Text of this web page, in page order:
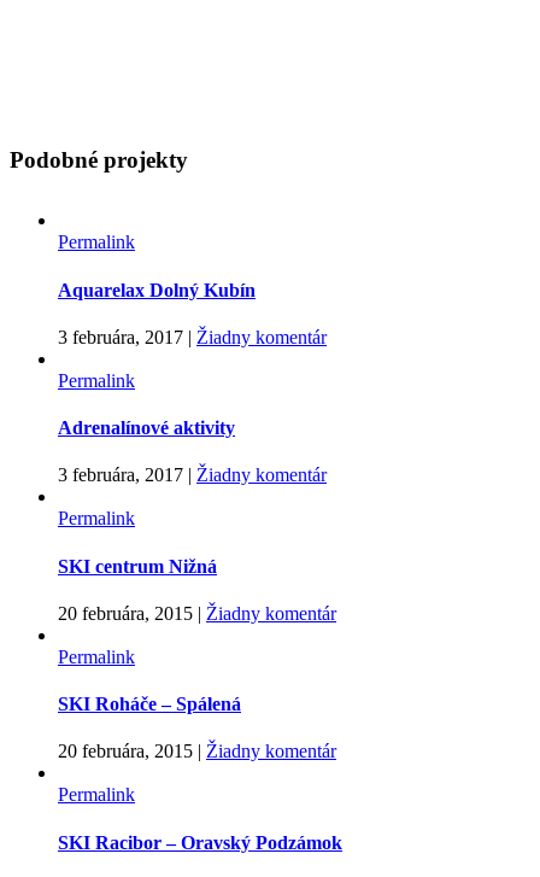
Podobné projekty
Permalink
Aquarelax Dolný Kubín
3 februára, 2017 | Žiadny komentár
Permalink
Adrenalínové aktivity
3 februára, 2017 | Žiadny komentár
Permalink
SKI centrum Nižná
20 februára, 2015 | Žiadny komentár
Permalink
SKI Roháče – Spálená
20 februára, 2015 | Žiadny komentár
Permalink
SKI Racibor – Oravský Podzámok